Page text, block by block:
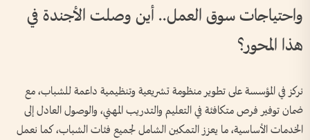
واحتياجات سوق العمل.. أين وصلت الأجندة في
هذا المحور؟
نركز في المؤسسة على تطوير منظومة تشريعية وتنظيمية داعمة للشباب، مع
ضمان توفير فرص متكافئة في التعليم والتدريب المهني، والوصول العادل إلى
الخدمات الأساسية، ما يعزز التمكين الشامل لجميع فئات الشباب، كما نعمل